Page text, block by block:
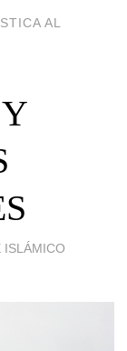
AL
ISLÁMICO